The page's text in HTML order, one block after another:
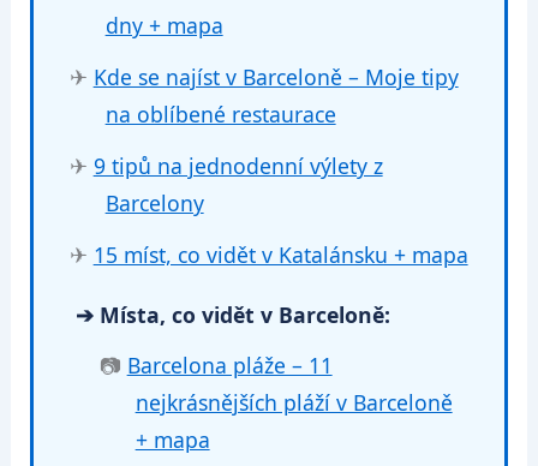
dny + mapa
✈ Kde se najíst v Barceloně – Moje tipy
na oblíbené restaurace
✈ 9 tipů na jednodenní výlety z
Barcelony
✈ 15 míst, co vidět v Katalánsku + mapa
➔ Místa, co vidět v Barceloně:
📷 Barcelona pláže – 11
nejkrásnějších pláží v Barceloně
+ mapa